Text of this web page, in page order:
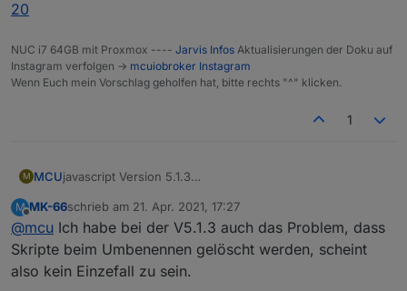
20
NUC i7 64GB mit Proxmox ---- Jarvis Infos Aktualisierungen der Doku auf
Instagram verfolgen -> mcuiobroker Instagram
Wenn Euch mein Vorschlag geholfen hat, bitte rechts "^" klicken.
1
M MCUjavascript Version 5.1.3
gesamten Script ohne Vorwarnung.
https://github.com/ioBroker/ioBroker.javascript/issues/82
0
M
Offline
MK-66schrieb am 21. Apr. 2021, 17:27
zuletzt editiert von
@mcu Ich habe bei der V5.1.3 auch das Problem, dass
Skripte beim Umbenennen gelöscht werden, scheint
also kein Einzefall zu sein.